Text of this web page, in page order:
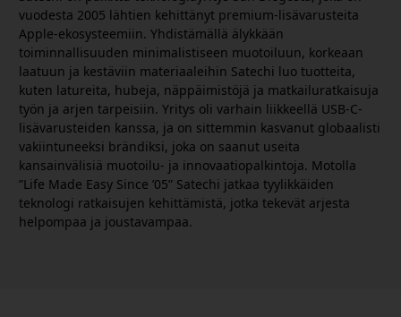
vuodesta 2005 lähtien kehittänyt premium-lisävarusteita
Apple-ekosysteemiin. Yhdistämällä älykkään
toiminnallisuuden minimalistiseen muotoiluun, korkeaan
laatuun ja kestäviin materiaaleihin Satechi luo tuotteita,
kuten latureita, hubeja, näppäimistöjä ja matkailuratkaisuja
työn ja arjen tarpeisiin. Yritys oli varhain liikkeellä USB-C-
lisävarusteiden kanssa, ja on sittemmin kasvanut globaalisti
vakiintuneeksi brändiksi, joka on saanut useita
kansainvälisiä muotoilu- ja innovaatiopalkintoja. Motolla
”Life Made Easy Since ’05” Satechi jatkaa tyylikkäiden
teknologi ratkaisujen kehittämistä, jotka tekevät arjesta
helpompaa ja joustavampaa.